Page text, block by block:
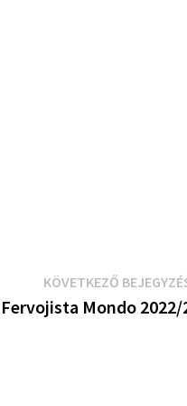
KÖVETKEZŐ
Mondo 2022/